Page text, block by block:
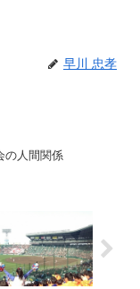
早川 忠孝
の人間関係